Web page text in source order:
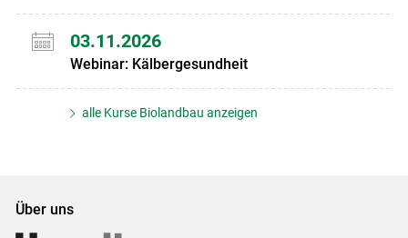
03.11.2026
Webinar: Kälbergesundheit
alle Kurse Biolandbau anzeigen
Über uns